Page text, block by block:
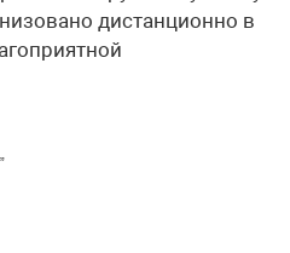
дистанционно в